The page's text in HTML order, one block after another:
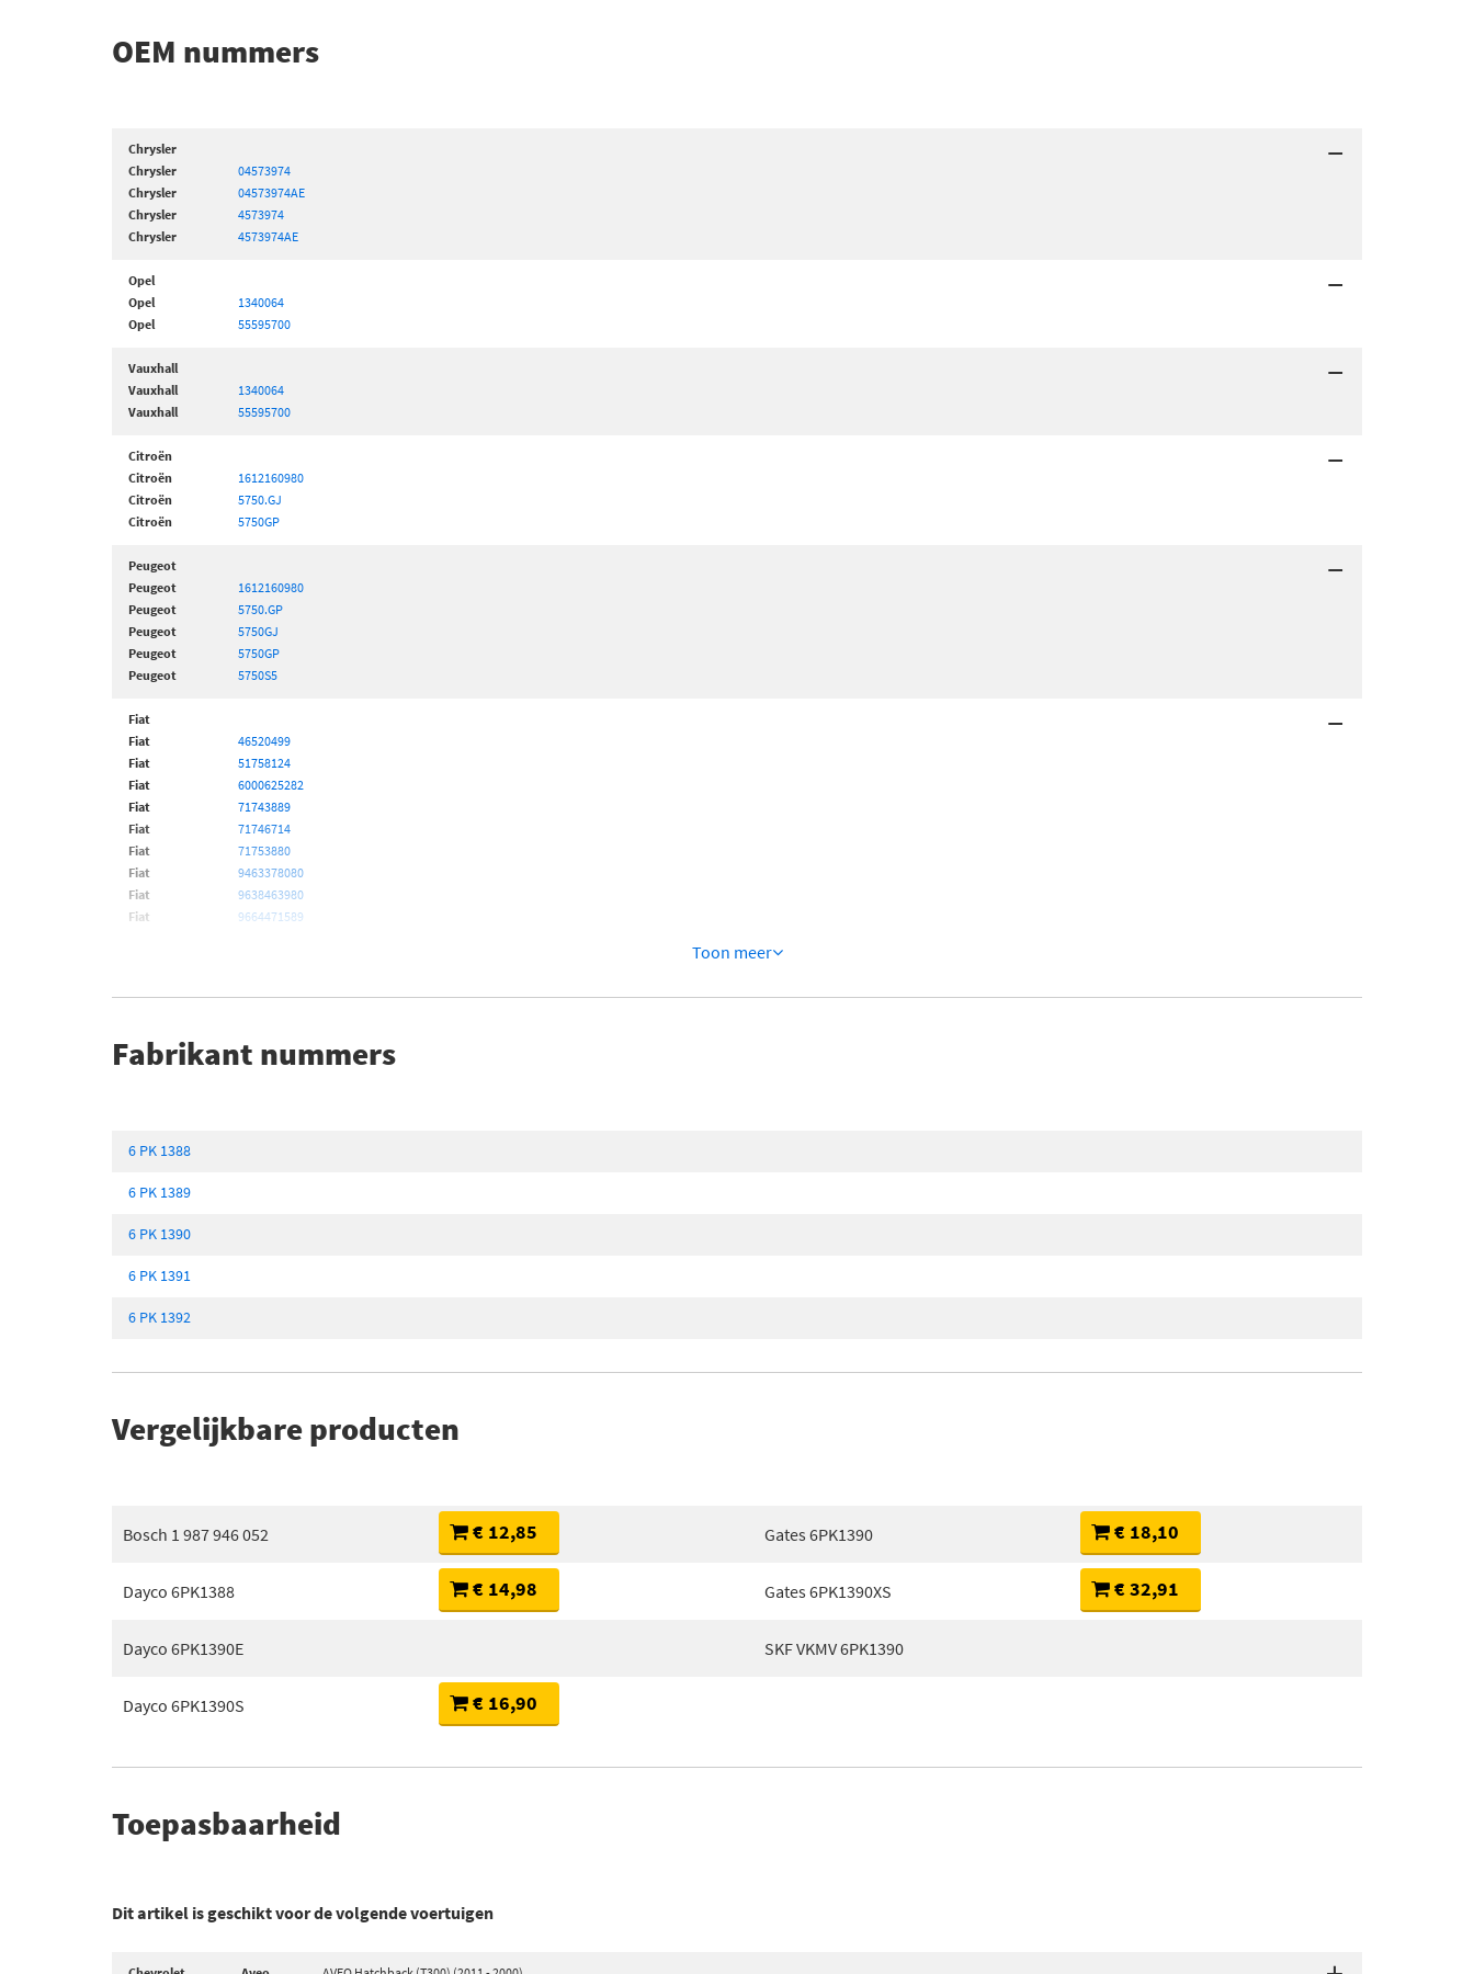
OEM nummers
Chrysler
Chrysler
04573974
Chrysler
04573974AE
Chrysler
4573974
Chrysler
4573974AE
Opel
Opel
1340064
Opel
55595700
Vauxhall
Vauxhall
1340064
Vauxhall
55595700
Citroën
Citroën
1612160980
Citroën
5750.GJ
Citroën
5750GP
Peugeot
Peugeot
1612160980
Peugeot
5750.GP
Peugeot
5750GJ
Peugeot
5750GP
Peugeot
5750S5
Fiat
Fiat
46520499
Fiat
51758124
Fiat
6000625282
Fiat
71743889
Fiat
71746714
Fiat
71753880
Fiat
9463378080
Fiat
9638463980
Fiat
9664471589
Toon meer
Fabrikant nummers
6 PK 1388
6 PK 1389
6 PK 1390
6 PK 1391
6 PK 1392
Vergelijkbare producten
Bosch 1 987 946 052 € 12,85
Dayco 6PK1388 € 14,98
Dayco 6PK1390E
Dayco 6PK1390S € 16,90
Gates 6PK1390 € 18,10
Gates 6PK1390XS € 32,91
SKF VKMV 6PK1390
Toepasbaarheid
Dit artikel is geschikt voor de volgende voertuigen